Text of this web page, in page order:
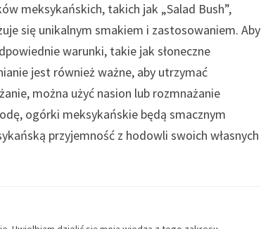
meksykańskich, takich jak „Salad Bush”,
się unikalnym smakiem i zastosowaniem. Aby
warunki, takie jak słoneczne
jest również ważne, aby utrzymać
można użyć nasion lub rozmnażanie
ogórki meksykańskie będą smacznym
przyjemność z hodowli swoich własnych